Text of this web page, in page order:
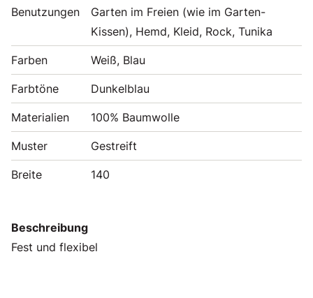
Benutzungen
Garten im Freien (wie im Garten-
Kissen), Hemd, Kleid, Rock, Tunika
Farben Weiß, Blau
Farbtöne Dunkelblau
Materialien 100% Baumwolle
Muster Gestreift
Breite 140
Beschreibung
Fest und flexibel